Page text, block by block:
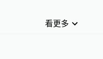
看更多